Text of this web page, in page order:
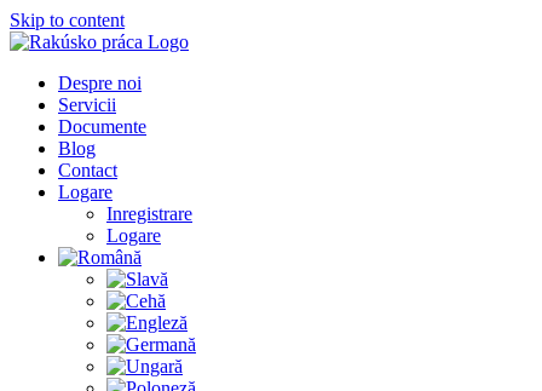
Skip to content
Despre noi
Servicii
Documente
Blog
Contact
Logare
Inregistrare
Logare